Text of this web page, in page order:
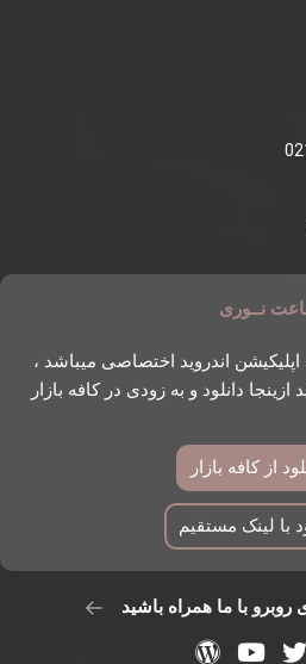
نــوری
اندروید اختصاصی میباشد ،
ازینجا دانلود و به زودی در کافه بازار
از کافه بازار
با لینک مستقیم
با ما همراه باشید